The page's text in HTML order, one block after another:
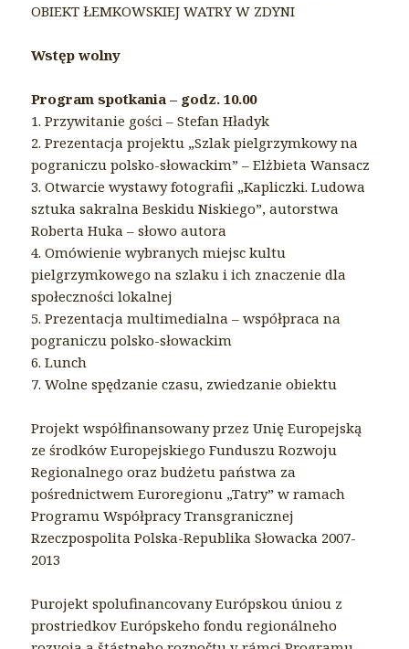
OBIEKT ŁEMKOWSKIEJ WATRY W ZDYNI
Wstęp wolny
Program spotkania – godz. 10.00
1. Przywitanie gości – Stefan Hładyk
2. Prezentacja projektu „Szlak pielgrzymkowy na
pograniczu polsko-słowackim” – Elżbieta Wansacz
3. Otwarcie wystawy fotografii „Kapliczki. Ludowa
sztuka sakralna Beskidu Niskiego”, autorstwa
Roberta Huka – słowo autora
4. Omówienie wybranych miejsc kultu
pielgrzymkowego na szlaku i ich znaczenie dla
społeczności lokalnej
5. Prezentacja multimedialna – współpraca na
pograniczu polsko-słowackim
6. Lunch
7. Wolne spędzanie czasu, zwiedzanie obiektu
Projekt współfinansowany przez Unię Europejską
ze środków Europejskiego Funduszu Rozwoju
Regionalnego oraz budżetu państwa za
pośrednictwem Euroregionu „Tatry” w ramach
Programu Współpracy Transgranicznej
Rzeczpospolita Polska-Republika Słowacka 2007-
2013
Purojekt spolufinancovany Európskou úniou z
prostriedkov Európskeho fondu regionálneho